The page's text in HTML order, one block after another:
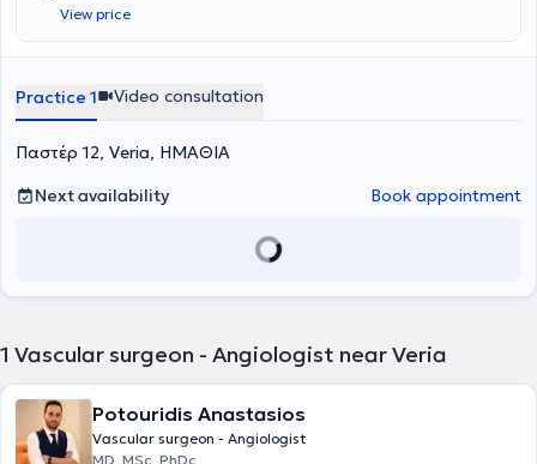
View price
Practice 1 Video consultation
Παστέρ 12, Veria, ΗΜΑΘΙΑ
Next availability
Book appointment
1 Vascular surgeon - Angiologist near Veria
Potouridis Anastasios
Vascular surgeon - Angiologist
MD, MSc, PhDc